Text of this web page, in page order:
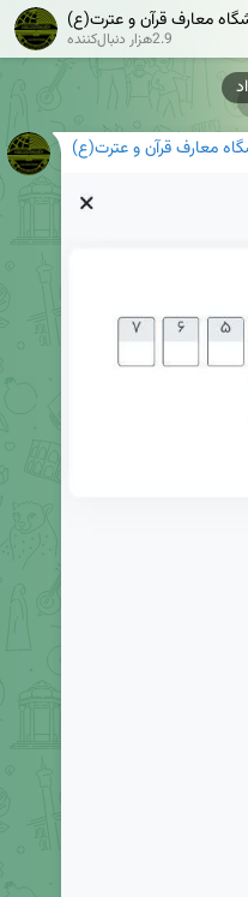
دانشگاه معارف قرآن و عترت(ع)
2.9هزار دنبال‌کننده
معارف قرآن و عترت(ع)